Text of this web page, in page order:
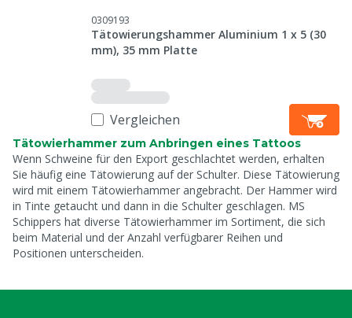
0309193
Tätowierungshammer Aluminium 1 x 5 (30
mm), 35 mm Platte
Vergleichen
Tätowierhammer zum Anbringen eines Tattoos
Wenn Schweine für den Export geschlachtet werden, erhalten
Sie häufig eine Tätowierung auf der Schulter. Diese Tätowierung
wird mit einem Tätowierhammer angebracht. Der Hammer wird
in Tinte getaucht und dann in die Schulter geschlagen. MS
Schippers hat diverse Tätowierhammer im Sortiment, die sich
beim Material und der Anzahl verfügbarer Reihen und
Positionen unterscheiden.